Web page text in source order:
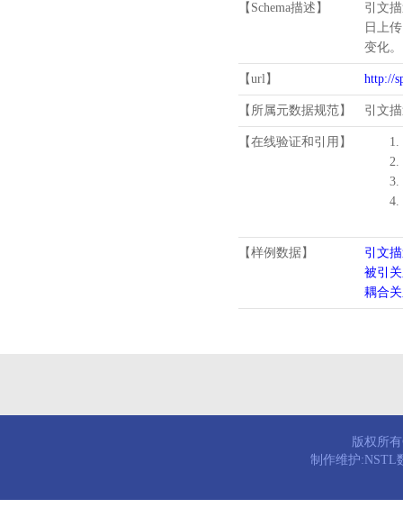
【Schema描述】
引文
日上
变化。
【url】 http://
【所属元数据规范】 引文
【在线验证和引用】
1.
2.
3.
4.
【样例数据】
引文
被引
耦合
版权所
制作维护:NSTL